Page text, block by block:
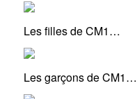
Les filles de CM1…
Les garçons de CM1…